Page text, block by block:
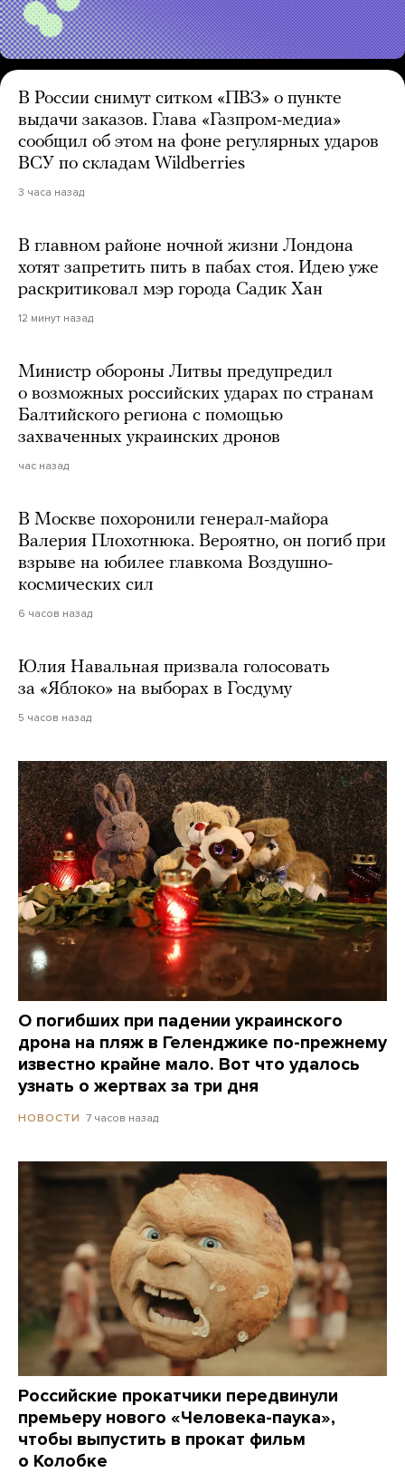
В России снимут ситком «ПВЗ» о пункте
выдачи заказов. Глава «Газпром-медиа»
сообщил об этом на фоне регулярных ударов
ВСУ по складам Wildberries
3 часа назад
В главном районе ночной жизни Лондона
хотят запретить пить в пабах стоя. Идею уже
раскритиковал мэр города Садик Хан
12 минут назад
Министр обороны Литвы предупредил
о возможных российских ударах по странам
Балтийского региона с помощью
захваченных украинских дронов
час назад
В Москве похоронили генерал-майора
Валерия Плохотнюка. Вероятно, он погиб при
взрыве на юбилее главкома Воздушно-
космических сил
6 часов назад
Юлия Навальная призвала голосовать
за «Яблоко» на выборах в Госдуму
5 часов назад
О погибших при падении украинского
дрона на пляж в Геленджике по-прежнему
известно крайне мало. Вот что удалось
узнать о жертвах за три дня
НОВОСТИ 7 часов назад
Российские прокатчики передвинули
премьеру нового «Человека-паука»,
чтобы выпустить в прокат фильм
о Колобке